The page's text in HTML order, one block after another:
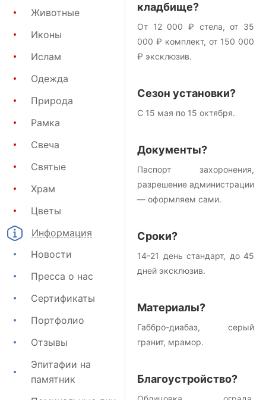
Животные
Иконы
Ислам
Одежда
Природа
Рамка
Свеча
Святые
Храм
Цветы
Информация
Новости
Пресса о нас
Сертификаты
Портфолио
Отзывы
Эпитафии на
памятник
кладбище?
От 12 000 ₽ стела, от 35
000 ₽ комплект, от 150 000
₽ эксклюзив.
Сезон установки?
С 15 мая по 15 октября.
Документы?
Паспорт захоронения,
разрешение администрации
— оформляем сами.
Сроки?
14-21 день стандарт, до 45
дней эксклюзив.
Материалы?
Габбро-диабаз, серый
гранит, мрамор.
Благоустройство?